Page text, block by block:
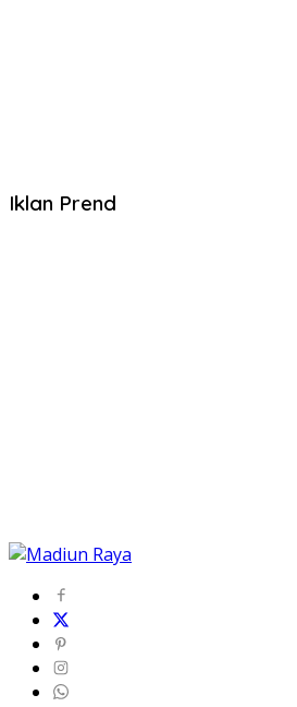
Iklan Prend